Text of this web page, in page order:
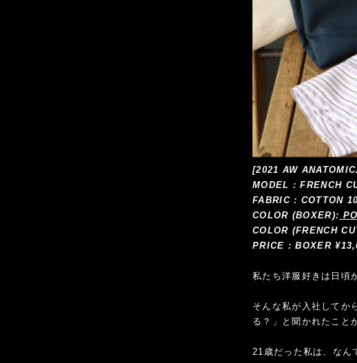
[2021 AW
MODEL : FRENCH
FABRIC : COTTON
COLOR (BOXER):
COLOR (FRENCH
PRICE : BOXER
私たち洋服好きは日頃
そんな私が入社してか
る？」と聞かれたこと
21歳だった私は、なん